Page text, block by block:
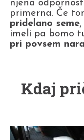
njena
primerna. Če
pridelano seme
imeli pa bomo
pri povsem
Kdaj